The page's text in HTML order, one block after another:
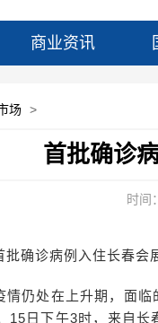
商业资讯
场 >
首批确诊
时间
批确诊病例入住长春会
情仍处在上升期，面
15日下午3时，来自